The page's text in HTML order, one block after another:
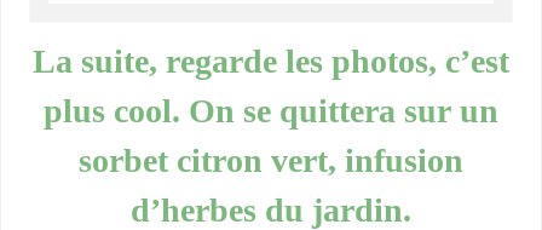
La suite, regarde les photos, c’est
plus cool. On se quittera sur un
sorbet citron vert, infusion
d’herbes du jardin.